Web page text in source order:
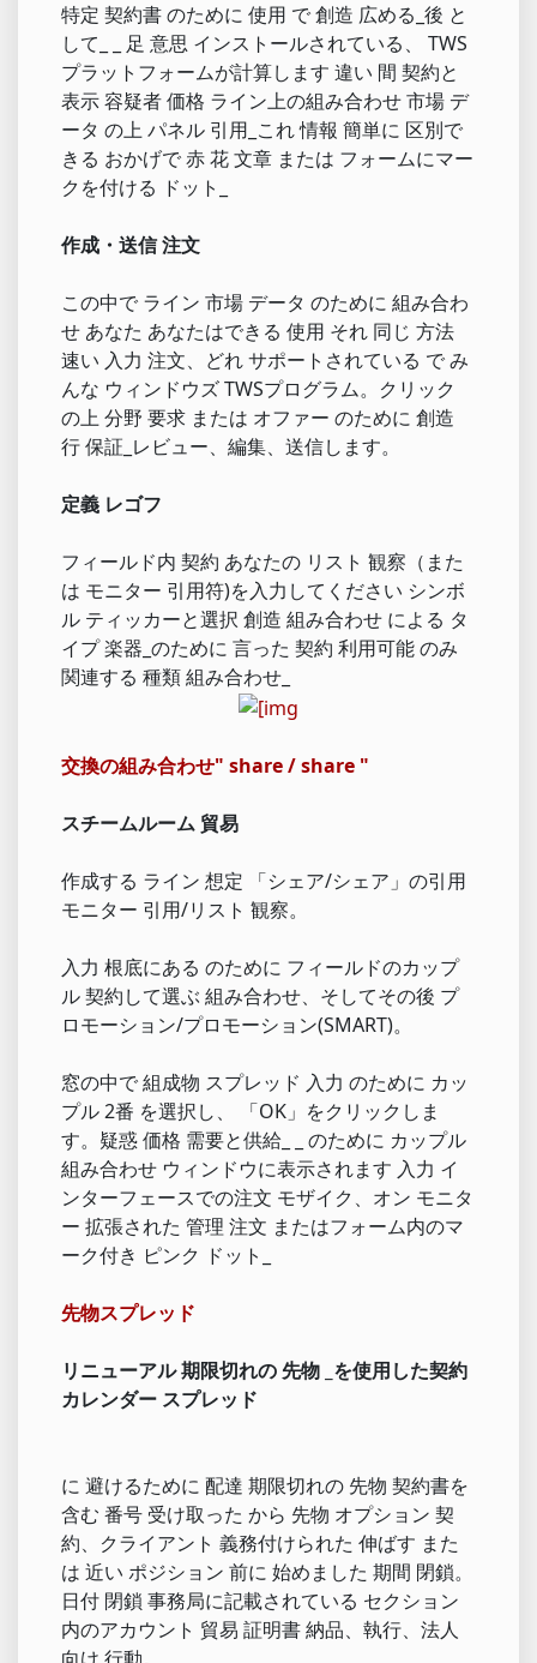
特定 契約書 のために 使用 で 創造 広める_後 と
して_ _ 足 意思 インストールされている、 TWS
プラットフォームが計算します 違い 間 契約と
表示 容疑者 価格 ライン上の組み合わせ 市場 デ
ータ の上 パネル 引用_これ 情報 簡単に 区別で
きる おかげで 赤 花 文章 または フォームにマー
クを付ける ドット_
作成・送信 注文
この中で ライン 市場 データ のために 組み合わ
せ あなた あなたはできる 使用 それ 同じ 方法
速い 入力 注文、どれ サポートされている で み
んな ウィンドウズ TWSプログラム。クリック
の上 分野 要求 または オファー のために 創造
行 保証_レビュー、編集、送信します。
定義 レゴフ
フィールド内 契約 あなたの リスト 観察（また
は モニター 引用符)を入力してください シンボ
ル ティッカーと選択 創造 組み合わせ による タ
イプ 楽器_のために 言った 契約 利用可能 のみ
関連する 種類 組み合わせ_
交換の組み合わせ" share / share "
スチームルーム 貿易
作成する ライン 想定 「シェア/シェア」の引用
モニター 引用/リスト 観察。
入力 根底にある のために フィールドのカップ
ル 契約して選ぶ 組み合わせ、そしてその後 プ
ロモーション/プロモーション(SMART)。
窓の中で 組成物 スプレッド 入力 のために カッ
プル 2番 を選択し、 「OK」をクリックしま
す。疑惑 価格 需要と供給_ _ のために カップル
組み合わせ ウィンドウに表示されます 入力 イ
ンターフェースでの注文 モザイク、オン モニタ
ー 拡張された 管理 注文 またはフォーム内のマ
ーク付き ピンク ドット_
先物スプレッド
リニューアル 期限切れの 先物 _を使用した契約
カレンダー スプレッド
に 避けるために 配達 期限切れの 先物 契約書を
含む 番号 受け取った から 先物 オプション 契
約、クライアント 義務付けられた 伸ばす また
は 近い ポジション 前に 始めました 期間 閉鎖。
日付 閉鎖 事務局に記載されている セクション
内のアカウント 貿易 証明書 納品、執行、法人